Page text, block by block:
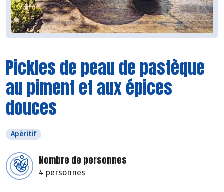
Pickles de peau de pastèque
au piment et aux épices
douces
Apéritif
Nombre de personnes
4 personnes